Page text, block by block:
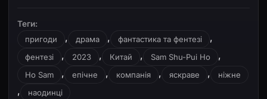
Теги:
пригоди
, драма , фантастика та фентезі ,
фентезі , 2023 , Китай , Sam Shu-Pui Ho ,
Ho Sam , епічне , компанія , яскраве , ніжне
, наодинці